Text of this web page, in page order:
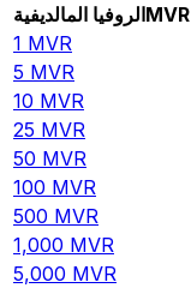
الروفيا المالديفيةMVR
1 MVR
5 MVR
10 MVR
25 MVR
50 MVR
100 MVR
500 MVR
1,000 MVR
5,000 MVR